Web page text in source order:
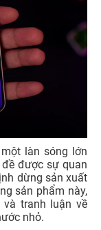
làn sóng lớn
được sự quan
dừng sản xuất
sản phẩm này,
tranh luận về
nhỏ.